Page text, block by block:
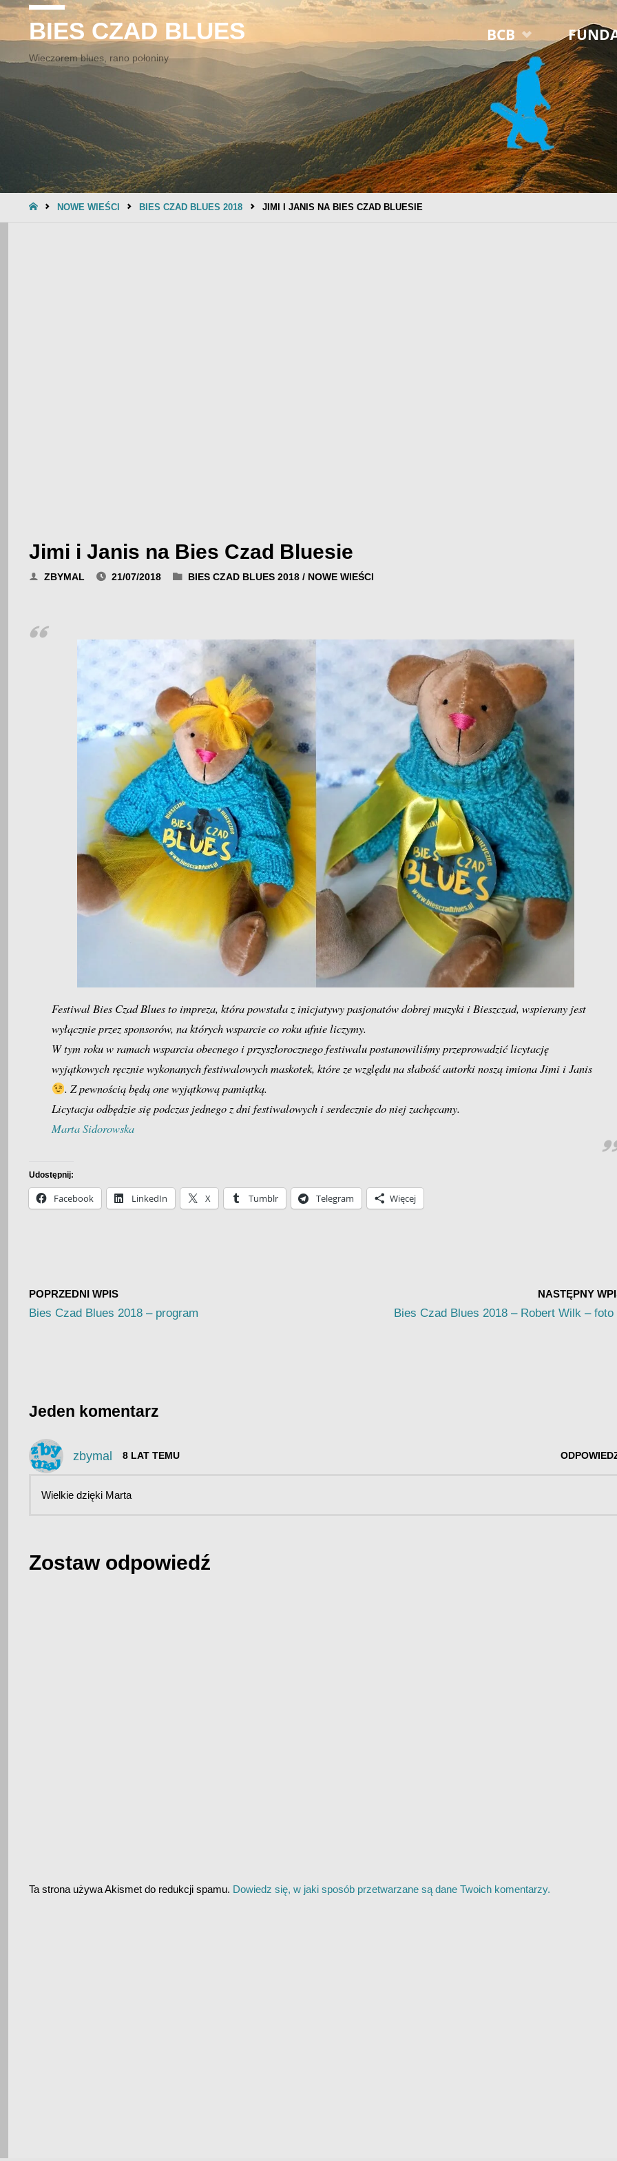
BIES CZAD BLUES
Wieczorem blues, rano połoniny
Przejdź
do
treści
BCB
STRONA
NOWE WIEŚCI BIES CZAD BLUES 2018 JIMI I JANIS NA BIES CZAD BLUESIE
Jimi i Janis na Bies Czad Bluesie
ZBYMAL 21/07/2018 BIES CZAD BLUES 2018/ NOWE WIEŚCI
Festiwal Bies Czad Blues to impreza, która powstała z inicjatywy pasjonatów dobrej muzyki i Bieszczad, wspierany jest
wyłącznie przez sponsorów, na których wsparcie co roku ufnie liczymy.
W tym roku w ramach wsparcia obecnego i przyszłorocznego festiwalu postanowiliśmy przeprowadzić licytację
wyjątkowych ręcznie wykonanych festiwalowych maskotek, które ze względu na słabość autorki noszą imiona Jimi i Janis
. Z pewnością będą one wyjątkową pamiątką.
Licytacja odbędzie się podczas jednego z dni festiwalowych i serdecznie do niej zachęcamy.
Marta Sidorowska
Udostępnij:
Facebook LinkedIn X Tumblr Telegram Więcej
POPRZEDNI WPIS
Bies Czad Blues 2018 – program
NASTĘPNY
Bies Czad Blues 2018 – Robert Wilk – foto
Jeden komentarz
zbymal 8 LAT TEMU
Wielkie dzięki Marta
Zostaw odpowiedź
Ta strona używa Akismet do redukcji spamu. Dowiedz się, w jaki sposób przetwarzane są dane Twoich komentarzy.